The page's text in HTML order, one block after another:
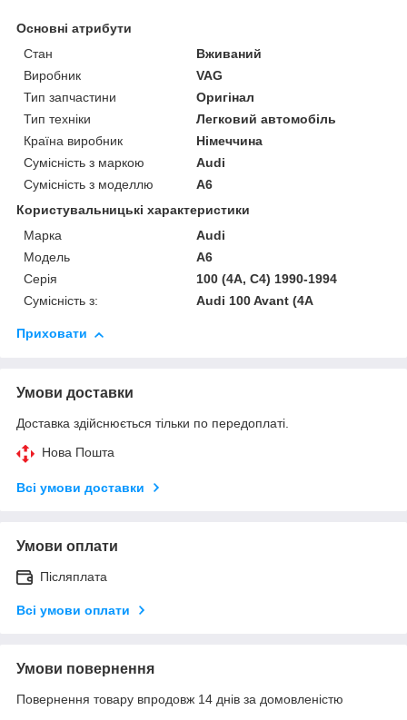
Основні атрибути
Стан
Вживаний
Виробник
VAG
Тип запчастини
Оригінал
Тип техніки
Легковий автомобіль
Країна виробник
Німеччина
Сумісність з маркою
Audi
Сумісність з моделлю
A6
Користувальницькі характеристики
Марка
Audi
Модель
A6
Серія
100 (4A, C4) 1990-1994
Сумісність з:
Audi 100 Avant (4A
Приховати
Умови доставки
Доставка здійснюється тільки по передоплаті.
Нова Пошта
Всі умови доставки
Умови оплати
Післяплата
Всі умови оплати
Умови повернення
Повернення товару впродовж 14 днів за домовленістю